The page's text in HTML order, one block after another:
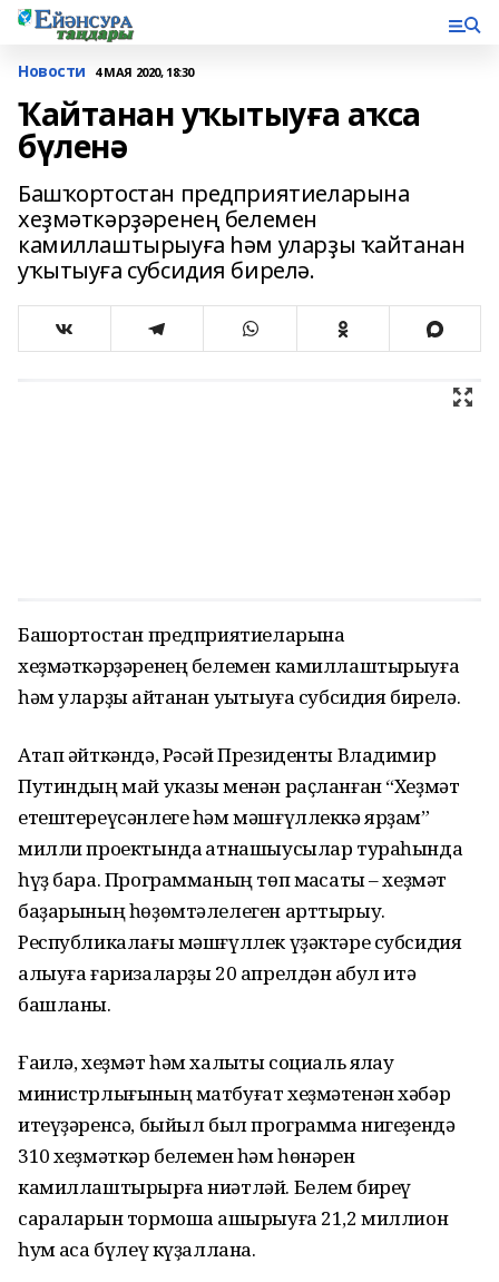
Новости 4 МАЯ 2020, 18:30
Ҡайтанан уҡытыуға аҡса
бүленә
Башҡортостан предприятиеларына
хеҙмәткәрҙәренең белемен
камиллаштырыуға һәм уларҙы ҡайтанан
уҡытыуға субсидия бирелә.
Башҡортостан предприятиеларына
хеҙмәткәрҙәренең белемен камиллаштырыуға
һәм уларҙы ҡайтанан уҡытыуға субсидия бирелә.
Атап әйткәндә, Рәсәй Президенты Владимир
Путиндың май указы менән раҫланған “Хеҙмәт
етештереүсәнлеге һәм мәшғүллеккә ярҙам”
милли проектында ҡатнашыусылар тураһында
һүҙ бара. Программаның төп маҡсаты – хеҙмәт
баҙарының һөҙөмтәлелеген арттырыу.
Республикалағы мәшғүллек үҙәктәре субсидия
алыуға ғаризаларҙы 20 апрелдән ҡабул итә
башланы.
Ғаилә, хеҙмәт һәм халыҡты социаль яҡлау
министрлығының матбуғат хеҙмәтенән хәбәр
итеүҙәренсә, быйыл был программа нигеҙендә
310 хеҙмәткәр белемен һәм һөнәрен
камиллаштырырға ниәтләй. Белем биреү
сараларын тормошҡа ашырыуға 21,2 миллион
һум аҡса бүлеү күҙаллана.